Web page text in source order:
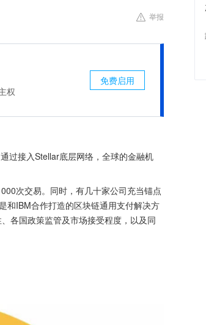
举报
权
免费启用
过接入Stellar底层网络，全球的金融机
次交易。同时，有几十家公司充当锚点
和IBM合作打造的区块链通用支付解决方
各国政策监管及市场接受程度，以及同